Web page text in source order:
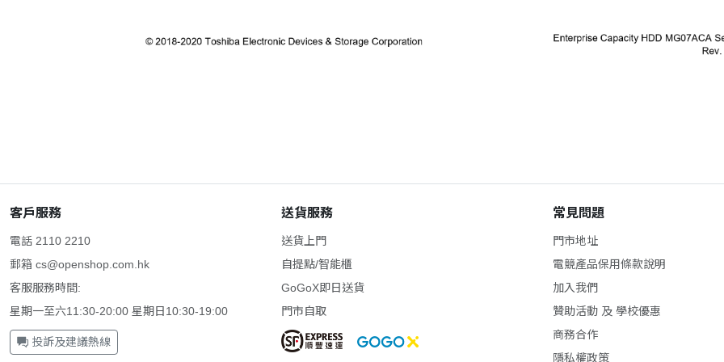
客戶服務
電話 2110 2210
郵箱 cs@openshop.com.hk
客服服務時間:
星期一至六11:30-20:00 星期日10:30-19:00
投訴及建議熱線
送貨服務
送貨上門
自提點/智能櫃
GoGoX即日送貨
門市自取
常見問題
門市地址
電競產品保用條款說明
加入我們
贊助活動 及 學校優惠
商務合作
隱私權政策